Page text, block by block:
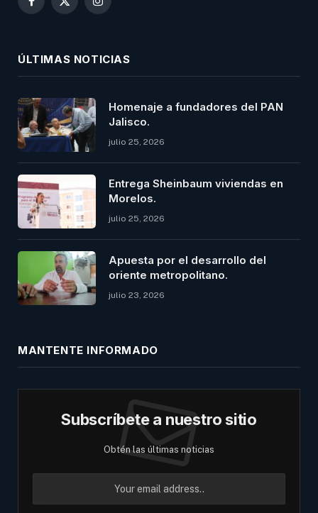
Facebook
X
Instagram
ÚLTIMAS NOTICIAS
Homenaje a fundadores del PAN
Jalisco.
julio 25, 2026
Entrega Sheinbaum viviendas en
Morelos.
julio 25, 2026
Apuesta por el desarrollo del
oriente metropolitano.
julio 23, 2026
MANTENTE INFORMADO
Subscríbete a nuestro sitio
Obtén las últimas noticias